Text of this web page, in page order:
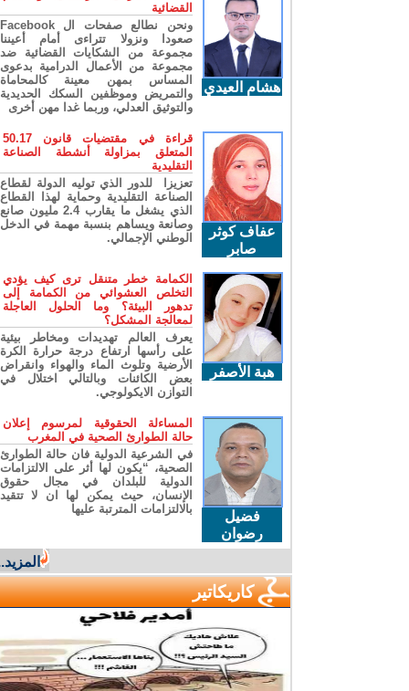
هشام العيدي
القضائية
ونحن نطالع صفحات ال Facebook
صعودا ونزولا تتراءى أمام أعيننا
مجموعة من الشكايات القضائية ضد
مجموعة من الأعمال الدرامية بدعوى
المساس بمهن معينة كالمحاماة
والتمريض وموظفين السكك الحديدية
والتوثيق العدلي، وربما غدا مهن أخرى
عفاف كوثر
صابر
قراءة في مقتضيات قانون 50.17
المتعلق بمزاولة أنشطة الصناعة
التقليدية
تعزيزا للدور الذي توليه الدولة لقطاع
الصناعة التقليدية وحماية لهذا القطاع
الذي يشغل ما يقارب 2.4 مليون صانع
وصانعة ويساهم بنسبة مهمة في الدخل
الوطني الإجمالي.
هبة الأصفر
الكمامة خطر متنقل ترى كيف يؤدي
التخلص العشوائي من الكمامة إلى
تدهور البيئة؟ وما الحلول العاجلة
لمعالجة المشكل؟
يعرف العالم تهديدات ومخاطر بيئية
على رأسها ارتفاع درجة حرارة الكرة
الأرضية وتلوث الماء والهواء وانقراض
بعض الكائنات وبالتالي اختلال في
التوازن الايكولوجي.
فضيل
رضوان
المساءلة الحقوقية لمرسوم إعلان
حالة الطوارئ الصحية في المغرب
في الشرعية الدولية فان حالة الطوارئ
الصحية، “يكون لها أثر على الالتزامات
الدولية للبلدان في مجال حقوق
الإنسان، حيث يمكن لها ان لا تتقيد
بالالتزامات المترتبة عليها
المزيد...
كاريكاتير